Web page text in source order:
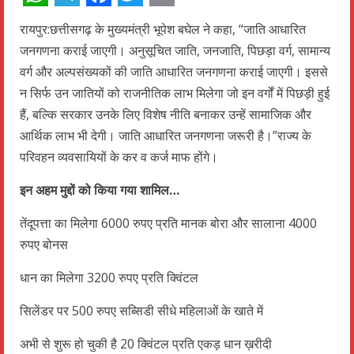
WhatsApp
Telegram
Facebook
Twitter
Email
रायपुर:छत्तीसगढ़ के मुख्यमंत्री भूपेश बघेल ने कहा, “जाति आधारित
जनगणना कराई जाएगी। अनुसूचित जाति, जनजाति, पिछड़ा वर्ग, सामान्य
वर्ग और अल्पसंख्यकों की जाति आधारित जनगणना कराई जाएगी। इससे
न सिर्फ उन जातियों को राजनीतिक लाभ मिलेगा जो इन वर्गों में पिछड़ी हुई
हैं, बल्कि सरकार उनके लिए विशेष नीति बनाकर उन्हें सामाजिक और
आर्थिक लाभ भी देगी। जाति आधारित जनगणना जरूरी है।”राज्य के
परिवहन व्यवसायियों के कर व कर्ज माफ होंगे।
इन अहम मुद्दों को किया गया शामिल…
तेंदूपत्ता का मिलेगा 6000 रुपए प्रति मानक बोरा और सालाना 4000
रुपए बोनस
धान का मिलेगा 3200 रुपए प्रति क्विंटल
सिलेंडर पर 500 रुपए सब्सिडी सीधे महिलाओं के खाते में
अभी से शुरू हो चुकी है 20 क्विंटल प्रति एकड़ धान ख़रीदी